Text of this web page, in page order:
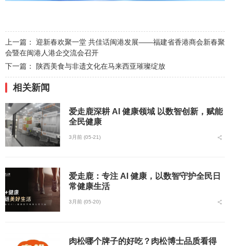
上一篇： 迎新春欢聚一堂 共佳话闽港发展——福建省香港商会新春聚
会暨在闽港人港企交流会召开
下一篇： 陕西美食与非遗文化在马来西亚璀璨绽放
相关新闻
爱走鹿深耕 AI 健康领域 以数智创新，赋能
全民健康
3月前 (05-21)
爱走鹿：专注 AI 健康，以数智守护全民日
常健康生活
3月前 (05-20)
肉松哪个牌子的好吃？肉松博士品质看得